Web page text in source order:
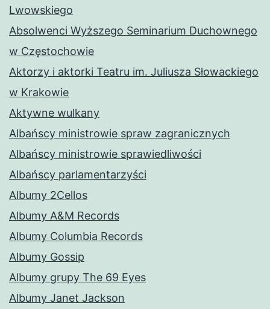
Lwowskiego
Absolwenci Wyższego Seminarium Duchownego
w Częstochowie
Aktorzy i aktorki Teatru im. Juliusza Słowackiego
w Krakowie
Aktywne wulkany
Albańscy ministrowie spraw zagranicznych
Albańscy ministrowie sprawiedliwości
Albańscy parlamentarzyści
Albumy 2Cellos
Albumy A&M Records
Albumy Columbia Records
Albumy Gossip
Albumy grupy The 69 Eyes
Albumy Janet Jackson